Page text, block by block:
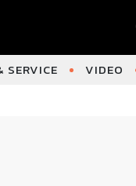
SERVICE VIDEO